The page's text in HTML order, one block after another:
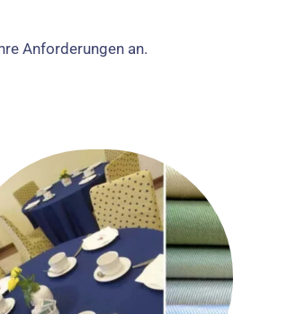
Anforderungen an.